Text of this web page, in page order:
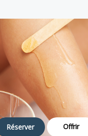
Réserver Offrir